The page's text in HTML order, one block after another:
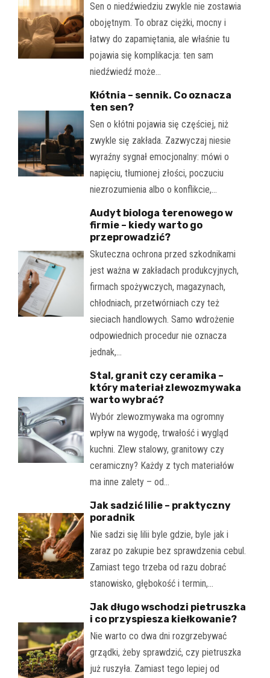
Sen o niedźwiedziu zwykle nie zostawia
obojętnym. To obraz ciężki, mocny i
łatwy do zapamiętania, ale właśnie tu
pojawia się komplikacja: ten sam
niedźwiedź może…
Kłótnia – sennik. Co oznacza
ten sen?
Sen o kłótni pojawia się częściej, niż
zwykle się zakłada. Zazwyczaj niesie
wyraźny sygnał emocjonalny: mówi o
napięciu, tłumionej złości, poczuciu
niezrozumienia albo o konflikcie,…
Audyt biologa terenowego w
firmie – kiedy warto go
przeprowadzić?
Skuteczna ochrona przed szkodnikami
jest ważna w zakładach produkcyjnych,
firmach spożywczych, magazynach,
chłodniach, przetwórniach czy też
sieciach handlowych. Samo wdrożenie
odpowiednich procedur nie oznacza
jednak,…
Stal, granit czy ceramika –
który materiał zlewozmywaka
warto wybrać?
Wybór zlewozmywaka ma ogromny
wpływ na wygodę, trwałość i wygląd
kuchni. Zlew stalowy, granitowy czy
ceramiczny? Każdy z tych materiałów
ma inne zalety – od…
Jak sadzić lilie – praktyczny
poradnik
Nie sadzi się lilii byle gdzie, byle jak i
zaraz po zakupie bez sprawdzenia cebul.
Zamiast tego trzeba od razu dobrać
stanowisko, głębokość i termin,…
Jak długo wschodzi pietruszka
i co przyspiesza kiełkowanie?
Nie warto co dwa dni rozgrzebywać
grządki, żeby sprawdzić, czy pietruszka
już ruszyła. Zamiast tego lepiej od